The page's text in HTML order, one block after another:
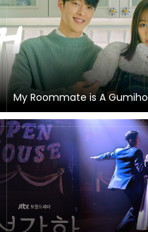
My Roommate is A Gumiho